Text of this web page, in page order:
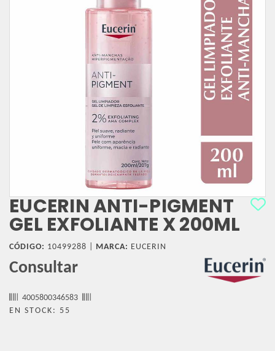
EUCERIN ANTI-PIGMENT
GEL EXFOLIANTE X 200ML
CÓDIGO: 10499288 | MARCA: EUCERIN
Consultar
4005800346583
EN STOCK: 55